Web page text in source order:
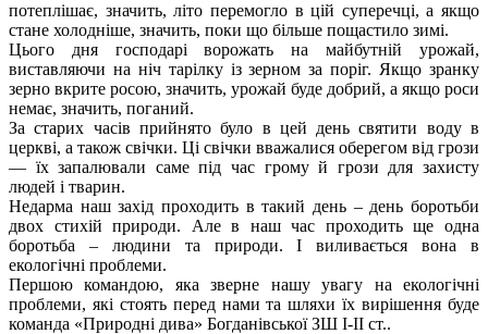
потеплішає, значить, літо перемогло в цій суперечці, а якщо
стане холодніше, значить, поки що більше пощастило зимі.
Цього дня господарі ворожать на майбутній урожай,
виставляючи на ніч тарілку із зерном за поріг. Якщо зранку
зерно вкрите росою, значить, урожай буде добрий, а якщо роси
немає, значить, поганий.
За старих часів прийнято було в цей день святити воду в
церкві, а також свічки. Ці свічки вважалися оберегом від грози
— їх запалювали саме під час грому й грози для захисту
людей і тварин.
Недарма наш захід проходить в такий день – день боротьби
двох стихій природи. Але в наш час проходить ще одна
боротьба – людини та природи. І виливається вона в
екологічні проблеми.
Першою командою, яка зверне нашу увагу на екологічні
проблеми, які стоять перед нами та шляхи їх вирішення буде
команда «Природні дива» Богданівської ЗШ І-ІІ ст..